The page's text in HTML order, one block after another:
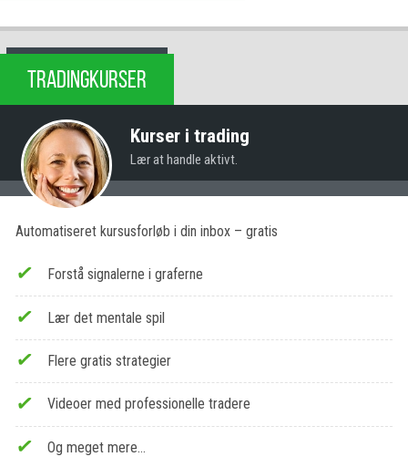
TRADINGKURSER
Kurser i trading
Lær at handle aktivt.
Automatiseret kursusforløb i din inbox – gratis
Forstå signalerne i graferne
Lær det mentale spil
Flere gratis strategier
Videoer med professionelle tradere
Og meget mere…